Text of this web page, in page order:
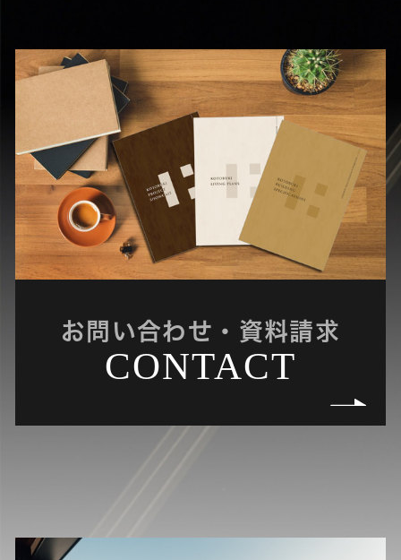
お問い合わせ・資料請求
CONTACT